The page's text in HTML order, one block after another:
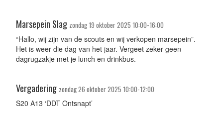
Marsepein Slag zondag 19 oktober 2025 10:00-16:00
“Hallo, wij zijn van de scouts en wij verkopen marsepein”.
Het is weer die dag van het jaar. Vergeet zeker geen
dagrugzakje met je lunch en drinkbus.
Vergadering zondag 26 oktober 2025 10:00-12:00
S20 A13 ‘DDT Ontsnapt’